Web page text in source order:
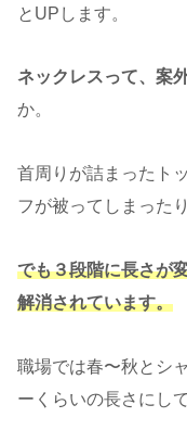
とUPします。
ネックレスって、案
か。
首周りが詰まったト
フが被ってしまったり
でも３段階に長さが
解消されています。
職場では春〜秋とシ
ーくらいの長さにして